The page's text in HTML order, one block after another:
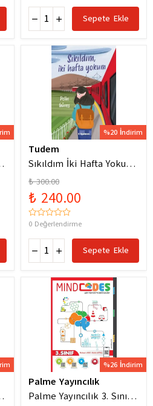
Sepete Ekle
%20 İndirim
Tudem
Sıkıldım İki Hafta Yokum
Pelin Güneş
₺ 300.00
₺ 240.00
0 Değerlendirme
Sepete Ekle
%26 İndirim
Palme Yayıncılık
Palme Yayıncılık 3. Sınıf